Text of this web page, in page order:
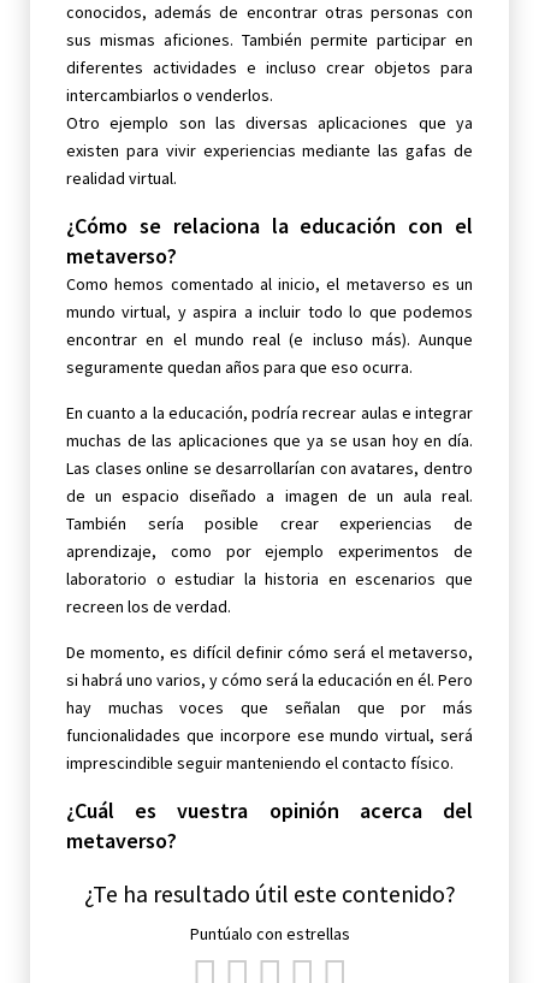
conocidos, además de encontrar otras personas con
sus mismas aficiones. También permite participar en
diferentes actividades e incluso crear objetos para
intercambiarlos o venderlos.
Otro ejemplo son las diversas aplicaciones que ya
existen para vivir experiencias mediante las gafas de
realidad virtual.
¿Cómo se relaciona la educación con el
metaverso?
Como hemos comentado al inicio, el metaverso es un
mundo virtual, y aspira a incluir todo lo que podemos
encontrar en el mundo real (e incluso más). Aunque
seguramente quedan años para que eso ocurra.
En cuanto a la educación, podría recrear aulas e integrar
muchas de las aplicaciones que ya se usan hoy en día.
Las clases online se desarrollarían con avatares, dentro
de un espacio diseñado a imagen de un aula real.
También sería posible crear experiencias de
aprendizaje, como por ejemplo experimentos de
laboratorio o estudiar la historia en escenarios que
recreen los de verdad.
De momento, es difícil definir cómo será el metaverso,
si habrá uno varios, y cómo será la educación en él. Pero
hay muchas voces que señalan que por más
funcionalidades que incorpore ese mundo virtual, será
imprescindible seguir manteniendo el contacto físico.
¿Cuál es vuestra opinión acerca del
metaverso?
¿Te ha resultado útil este contenido?
Puntúalo con estrellas